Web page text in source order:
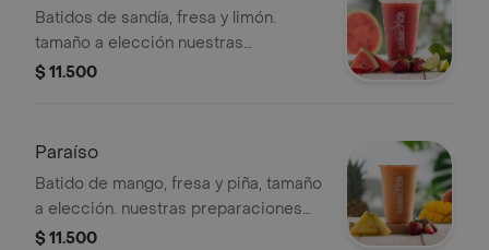
Batidos de sandía, fresa y limón.
tamaño a elección nuestras
preparaciones se encuentran
ingredientes
$ 11.500
Paraíso
Batido de mango, fresa y piña, tamaño
a elección. nuestras preparaciones
se encuentran estandarizadas por lo
$ 11.500